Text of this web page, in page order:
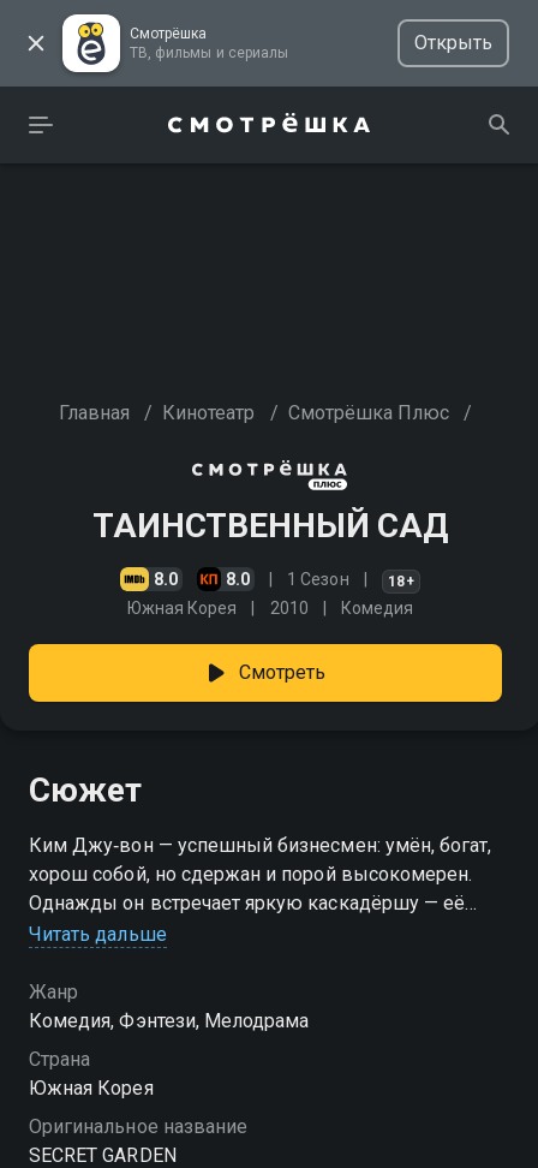
Смотрёшка
ТВ, фильмы и сериалы
Открыть
Главная / Кинотеатр / Смотрёшка Плюс /
ТАИНСТВЕННЫЙ САД
8.0 8.0 1 Сезон 18+
Южная Корея 2010 Комедия
Смотреть
Сюжет
Ким Джу‐вон — успешный бизнесмен: умён, богат,
хорош собой, но сдержан и порой высокомерен.
Однажды он встречает яркую каскадёршу — её
непосредственность резко контрастирует с его
Герои решают разойтись, но судьба преподносит
сюрприз: они внезапно меняются телами. Теперь им
предстоит разобраться с этой странной ситуацией и
взглянуть на мир иначе. Смотри "Таинственный сад"
онлайн в хорошем качестве.
Читать дальше
Жанр
Комедия, Фэнтези, Мелодрама
Страна
Южная Корея
Оригинальное название
SECRET GARDEN